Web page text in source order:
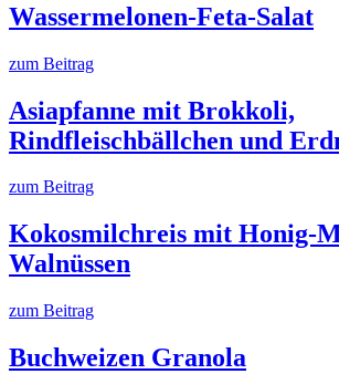
Wassermelonen-Feta-Salat
zum Beitrag
Asiapfanne mit Brokkoli,
Rindfleischbällchen und
zum Beitrag
Kokosmilchreis mit Honig-
Walnüssen
zum Beitrag
Buchweizen Granola